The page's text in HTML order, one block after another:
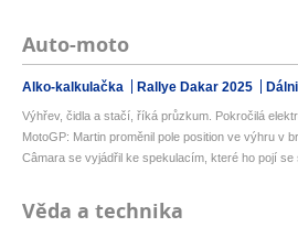
Auto-moto
Alko-kalkulačka Rallye Dakar 2025
Výhřev, čidla a stačí, říká průzkum. Pokročilá
MotoGP: Martin proměnil pole position ve výhru v
Câmara se vyjádřil ke spekulacím, které ho pojí se
Věda a technika